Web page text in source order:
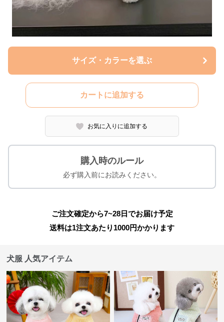
サイズ・カラーを選ぶ
カートに追加する
お気に入りに追加する
購入時のルール
必ず購入前にお読みください。
ご注文確定から7~28日でお届け予定
送料は1注文あたり 1000円かかります
犬服 人気アイテム